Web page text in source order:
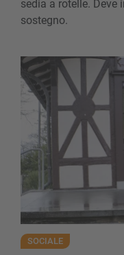
sedia a rotelle. Deve
sostegno.
La paralisi
SOCIALE